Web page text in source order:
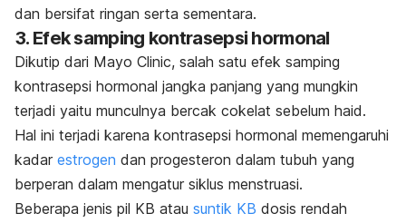
dan bersifat ringan serta sementara.
3. Efek samping kontrasepsi hormonal
Dikutip dari Mayo Clinic, salah satu efek samping
kontrasepsi hormonal jangka panjang yang mungkin
terjadi yaitu munculnya bercak cokelat sebelum haid.
Hal ini terjadi karena kontrasepsi hormonal memengaruhi
kadar estrogen dan progesteron dalam tubuh yang
berperan dalam mengatur siklus menstruasi.
Beberapa jenis pil KB atau suntik KB dosis rendah